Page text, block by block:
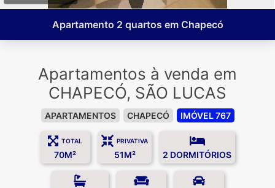
Apartamento 2 quartos em Chapecó
Apartamentos à venda em
CHAPECÓ, SÃO LUCAS
APARTAMENTOS CHAPECÓ IMÓVEL 767
TOTAL
70M²
PRIVATIVA
51M² 2 DORMITÓRIOS